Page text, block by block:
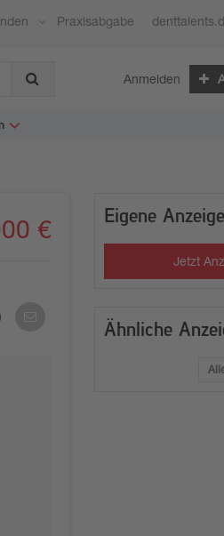
Praxisabgabe
Anmelden
Eigene
Jetzt
Ähnliche
€